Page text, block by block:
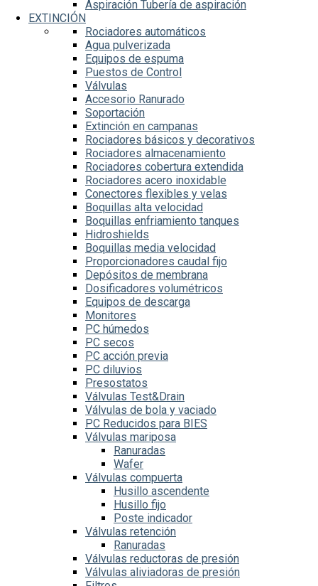
Aspiración Tubería de aspiración
EXTINCIÓN
Rociadores automáticos
Agua pulverizada
Equipos de espuma
Puestos de Control
Válvulas
Accesorio Ranurado
Soportación
Extinción en campanas
Rociadores básicos y decorativos
Rociadores almacenamiento
Rociadores cobertura extendida
Rociadores acero inoxidable
Conectores flexibles y velas
Boquillas alta velocidad
Boquillas enfriamiento tanques
Hidroshields
Boquillas media velocidad
Proporcionadores caudal fijo
Depósitos de membrana
Dosificadores volumétricos
Equipos de descarga
Monitores
PC húmedos
PC secos
PC acción previa
PC diluvios
Presostatos
Válvulas Test&Drain
Válvulas de bola y vaciado
PC Reducidos para BIES
Válvulas mariposa
Ranuradas
Wafer
Válvulas compuerta
Husillo ascendente
Husillo fijo
Poste indicador
Válvulas retención
Ranuradas
Válvulas reductoras de presión
Válvulas aliviadoras de presión